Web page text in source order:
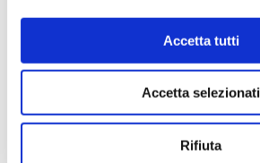
Accetta tutti
Accetta selezionati
Rifiuta